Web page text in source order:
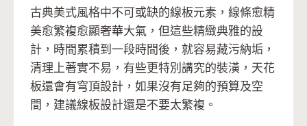
古典美式風格中不可或缺的線板元素，線條愈精
美愈繁複愈顯奢華大氣，但這些精緻典雅的設
計，時間累積到一段時間後，就容易藏污納垢，
清理上著實不易，有些更特別講究的裝潢，天花
板還會有穹頂設計，如果沒有足夠的預算及空
間，建議線板設計還是不要太繁複。